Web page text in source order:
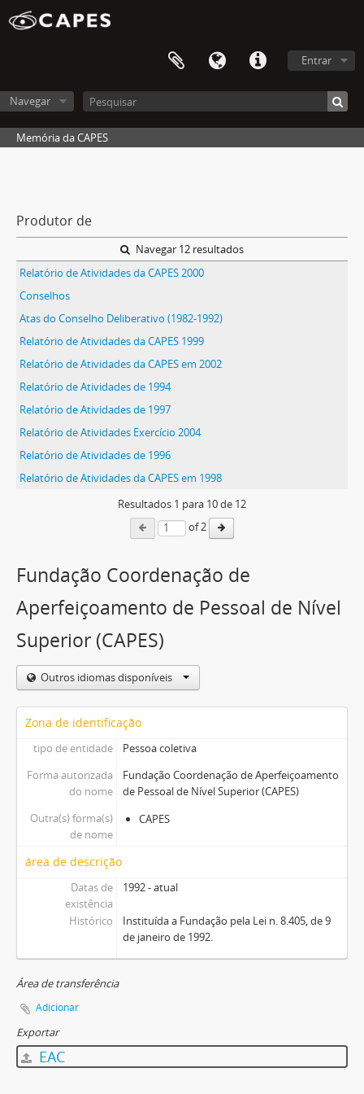
Entrar
Navegar
Memória da CAPES
Produtor de
Navegar 12 resultados
Relatório de Atividades da CAPES 2000
Conselhos
Atas do Conselho Deliberativo (1982-1992)
Relatório de Atividades da CAPES 1999
Relatório de Atividades da CAPES em 2002
Relatório de Atividades de 1994
Relatório de Atividades de 1997
Relatório de Atividades Exercício 2004
Relatório de Atividades de 1996
Relatório de Atividades da CAPES em 1998
Resultados 1 para 10de 12
of 2
Fundação Coordenação de
Aperfeiçoamento de Pessoal de Nível
Superior (CAPES)
Outros idiomas disponíveis
Zona de identificação
tipo de entidade
Pessoa coletiva
Forma autorizada
do nome
Fundação Coordenação de Aperfeiçoamento
de Pessoal de Nível Superior (CAPES)
Outra(s) forma(s)
de nome
CAPES
área de descrição
Datas de
existência
1992 - atual
Histórico
Instituída a Fundação pela Lei n. 8.405, de 9
de janeiro de 1992.
Área de transferência
Adicionar
Exportar
EAC